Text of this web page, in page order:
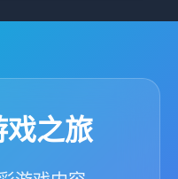
戏之旅